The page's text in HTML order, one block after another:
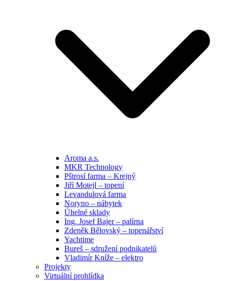
Aroma a.s.
MKR Technology
Pštrosí farma – Krejný
Jiří Motejl – topení
Levandulová farma
Noryno – nábytek
Úhelné sklady
Ing. Josef Bajer – palírna
Zdeněk Bělovský – topenářství
Yachtime
Bureš – sdružení podnikatelů
Vladimír Kníže – elektro
Projekty
Virtuální prohlídka